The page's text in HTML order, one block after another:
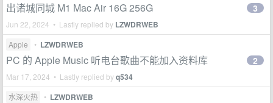
出诸城同城 M1 Mac Air 16G 256G
Jun 22, 2024 • Lastly replied by LZWDRWEB
3
Apple • LZWDRWEB
PC 的 Apple Music 听电台歌曲不能加入资料库
Mar 17, 2024 • Lastly replied byq534
2
水深火热 • LZWDRWEB